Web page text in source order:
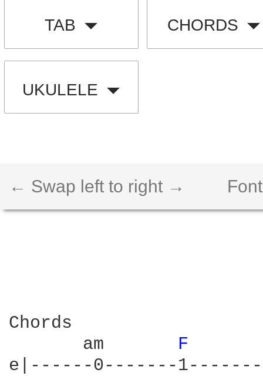
TAB CHORDS
UKULELE
← Swap left to right →
Chords
       am
F
e|------0-------